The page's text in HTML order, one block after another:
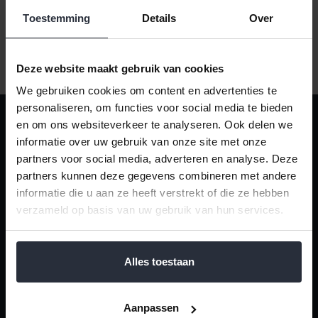
Toestemming Details Over
Deze website maakt gebruik van cookies
We gebruiken cookies om content en advertenties te
personaliseren, om functies voor social media te bieden
en om ons websiteverkeer te analyseren. Ook delen we
informatie over uw gebruik van onze site met onze
partners voor social media, adverteren en analyse. Deze
partners kunnen deze gegevens combineren met andere
informatie die u aan ze heeft verstrekt of die ze hebben
verzameld op basis van uw gebruik van hun services.
Alles toestaan
Aanpassen
van 't Ende
Dè huishoudspecialist sinds 1970
Dorpsstraat 14
NL-7683 BJ Den Ham
+31 (0) 546 67 14 44
KVK nummer: KVK 05023895